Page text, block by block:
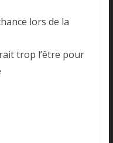
lors de la
trop l’être pour